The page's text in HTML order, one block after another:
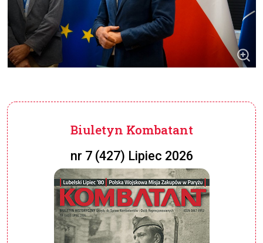
Biuletyn Kombatant
nr 7 (427) Lipiec 2026